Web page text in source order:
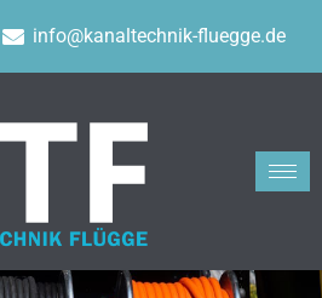
info@kanaltechnik-fluegge.de